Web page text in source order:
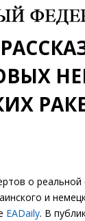
о
и
EADaily. В